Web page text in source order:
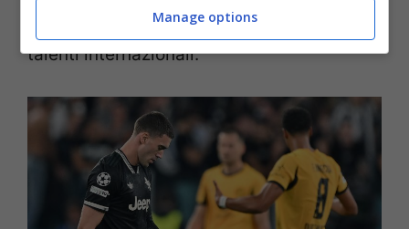
raggiunto finali europee e valorizzato
talenti internazionali.
Manage options